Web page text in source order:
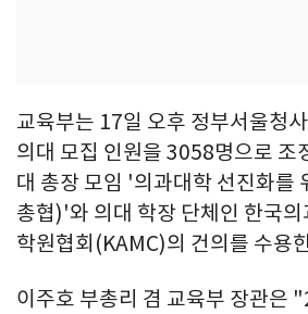
교육부는 17일 오후 정부서울청
의대 모집 인원을 3058명으로 조
대 총장 모임 '의과대학 선진화를
총협)'와 의대 학장 단체인 한국
학원협회(KAMC)의 건의를 수용
이주호 부총리 겸 교육부 장관은